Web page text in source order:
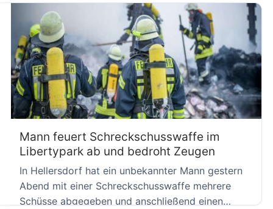
Mann feuert Schreckschusswaffe im
Libertypark ab und bedroht Zeugen
In Hellersdorf hat ein unbekannter Mann gestern
Abend mit einer Schreckschusswaffe mehrere
Schüsse abgegeben und anschließend einen